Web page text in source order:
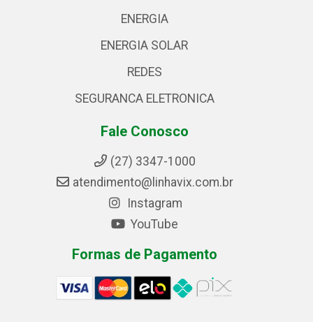
ENERGIA
ENERGIA SOLAR
REDES
SEGURANCA ELETRONICA
Fale Conosco
(27) 3347-1000
atendimento@linhavix.com.br
Instagram
YouTube
Formas de Pagamento